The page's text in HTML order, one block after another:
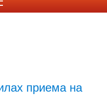
ребенка в детский сад,
приема на